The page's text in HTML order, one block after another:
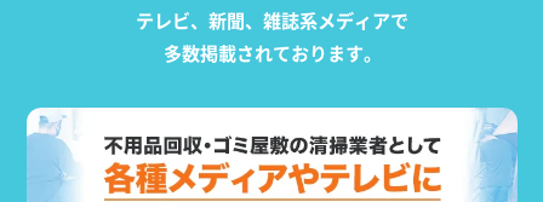
テレビ、新聞、雑誌系メディアで
多数掲載されております。